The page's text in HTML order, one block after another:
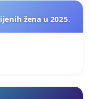
žena u 2025.